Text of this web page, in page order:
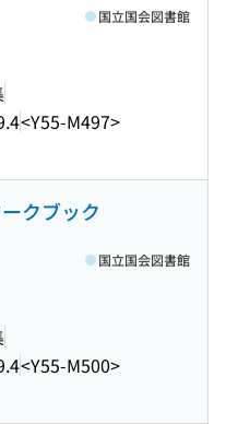
<Y55-M497>
国立国会図書館
クブック
<Y55-M500>
国立国会図書館